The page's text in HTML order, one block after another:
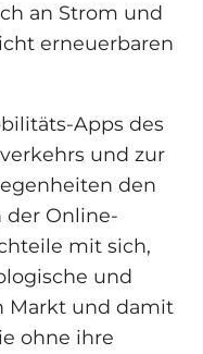
an Strom und
erneuerbaren
Apps des
und zur
den
der Online-
mit sich,
und
Markt und damit
ohne ihre